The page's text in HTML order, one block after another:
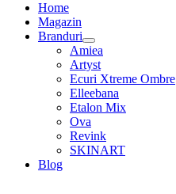
Home
Magazin
Branduri
Amiea
Artyst
Ecuri Xtreme Ombre
Elleebana
Etalon Mix
Ova
Revink
SKINART
Blog